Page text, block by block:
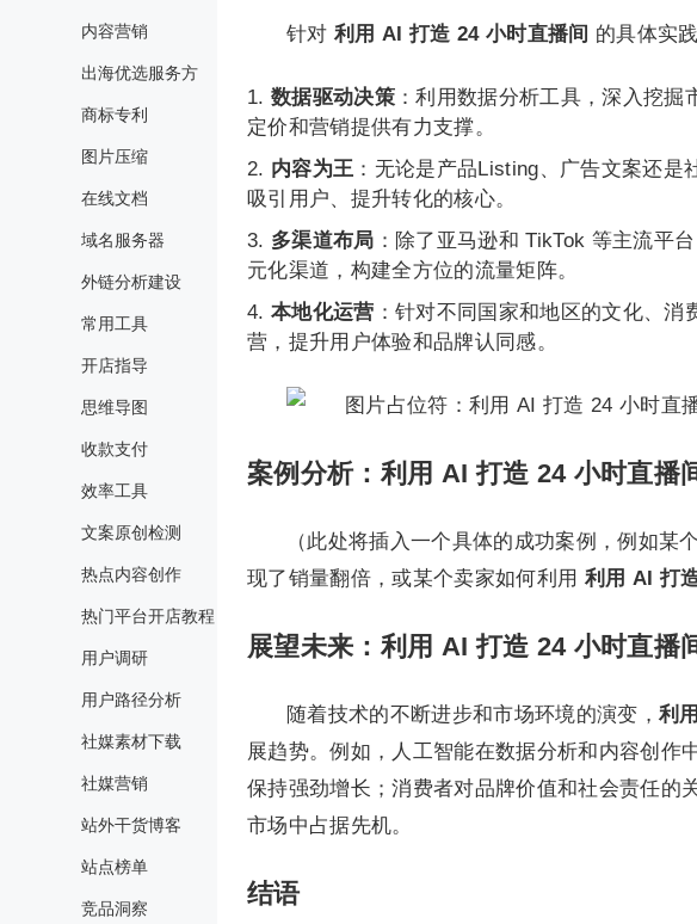
内容营销
出海优选服务方
商标专利
图片压缩
在线文档
域名服务器
外链分析建设
常用工具
开店指导
思维导图
收款支付
效率工具
文案原创检测
热点内容创作
热门平台开店教程
用户调研
用户路径分析
社媒素材下载
社媒营销
站外干货博客
站点榜单
竞品洞察
针对 利用 AI 打造 24 小时直播间 的具体实
数据驱动决策：利用数据分析工具，深入挖掘
定价和营销提供有力支撑。
内容为王 ：无论是产品Listing、广告文案还
吸引用户、提升转化的核心。
多渠道布局 ：除了亚马逊和 TikTok 等主流平
元化渠道，构建全方位的流量矩阵。
本地化运营 ：针对不同国家和地区的文化、
营，提升用户体验和品牌认同感。
案例分析：利用 AI 打造 24 小时直播
（此处将插入一个具体的成功案例，例如某
现了销量翻倍，或某个卖家如何利用 利用 AI 打
展望未来：利用 AI 打造 24 小时直播
随着技术的不断进步和市场环境的演变， 利
展趋势。例如，人工智能在数据分析和内容创作
保持强劲增长；消费者对品牌价值和社会责任的
市场中占据先机。
结语